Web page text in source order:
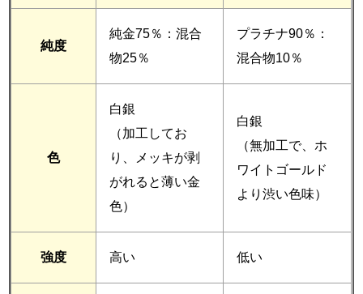
純度
純金75％：混合
物25％
プラチナ90％：
混合物10％
色
白銀
（加工してお
り、メッキが剥
がれると薄い金
色）
白銀
（無加工で、ホ
ワイトゴールド
より渋い色味）
強度 高い 低い